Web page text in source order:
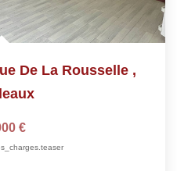
De La Rousselle ,
€